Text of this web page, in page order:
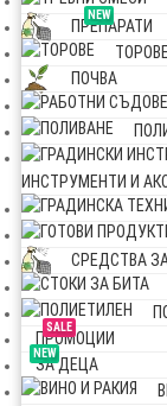
NEW
ПРЕПАРАТИ
ТОРОВЕ
ПОЧВА
ИНСТРУМЕНТИ И
СРЕДСТВА
SALE
ПРОМОЦИИ
NEW
ЗА ДЕЦА